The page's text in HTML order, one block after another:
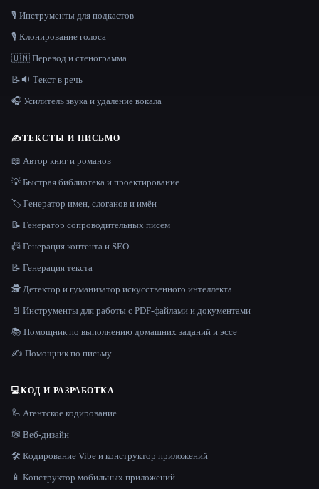
🎙️ Инструменты для подкастов
🎙️ Клонирование голоса
🇺🇳 Перевод и стенограмма
📝🔉 Текст в речь
🎧 Усилитель звука и удаление вокала
✍️ТЕКСТЫ И ПИСЬМО
📖 Автор книг и романов
💡 Быстрая библиотека и проектирование
🏷️ Генератор имен, слоганов и имён
📝 Генератор сопроводительных писем
📠 Генерация контента и SEO
📝 Генерация текста
🕵️ Детектор и гуманизатор искусственного интеллекта
📄 Инструменты для работы с PDF-файлами и документами
📚 Помощник по выполнению домашних заданий и эссе
✍️ Помощник по письму
💻КОД И РАЗРАБОТКА
🦾 Агентское кодирование
🕸 Веб-дизайн
🛠️ Кодирование Vibe и конструктор приложений
📱 Конструктор мобильных приложений